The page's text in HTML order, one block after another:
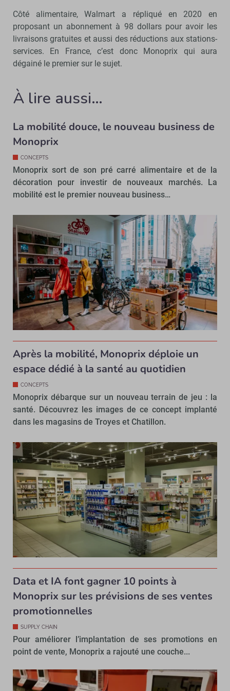
Côté alimentaire, Walmart a répliqué en 2020 en
proposant un abonnement à 98 dollars pour avoir les
livraisons gratuites et aussi des réductions aux stations-
services. En France, c’est donc Monoprix qui aura
dégainé le premier sur le sujet.
À lire aussi…
La mobilité douce, le nouveau business de
Monoprix
CONCEPTS
Monoprix sort de son pré carré alimentaire et de la
décoration pour investir de nouveaux marchés. La
mobilité est le premier nouveau business…
Après la mobilité, Monoprix déploie un
espace dédié à la santé au quotidien
CONCEPTS
Monoprix débarque sur un nouveau terrain de jeu : la
santé. Découvrez les images de ce concept implanté
dans les magasins de Troyes et Chatillon.
Data et IA font gagner 10 points à
Monoprix sur les prévisions de ses ventes
promotionnelles
SUPPLY CHAIN
Pour améliorer l’implantation de ses promotions en
point de vente, Monoprix a rajouté une couche...